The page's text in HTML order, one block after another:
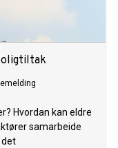
Hvordan kan eldre
samarbeide
det